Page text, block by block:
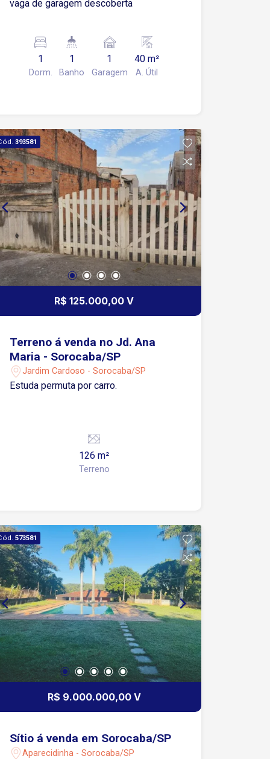
vaga de garagem descoberta
1
Dorm.
1
Banho
1
Garagem
40 m²
A. Útil
393581
R$ 125.000,00 V
Terreno á venda no Jd. Ana
Maria - Sorocaba/SP
Jardim Cardoso - Sorocaba/SP
Estuda permuta por carro.
126 m²
Terreno
573581
R$ 9.000.000,00 V
Sítio á venda em Sorocaba/SP
Aparecidinha - Sorocaba/SP